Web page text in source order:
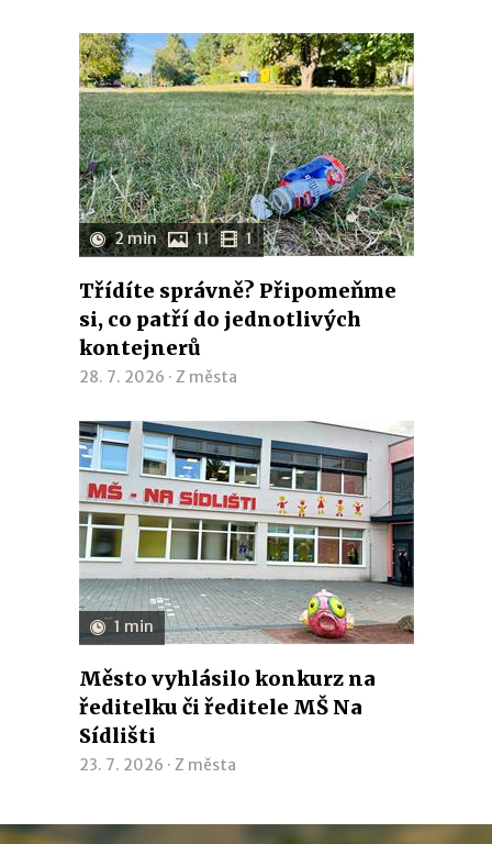
2 min 11 1
Třídíte správně? Připomeňme
si, co patří do jednotlivých
kontejnerů
28. 7. 2026 · Z města
1 min
Město vyhlásilo konkurz na
ředitelku či ředitele MŠ Na
Sídlišti
23. 7. 2026 · Z města